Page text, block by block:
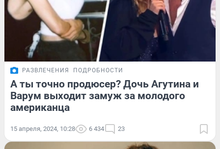
РАЗВЛЕЧЕНИЯ ПОДРОБНОСТИ
А ты точно продюсер? Дочь Агутина и
Варум выходит замуж за молодого
американца
15 апреля, 2024, 10:28 6 434 23